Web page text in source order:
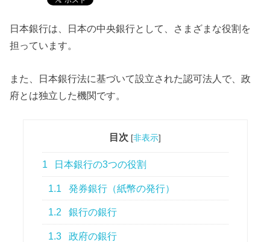
日本銀行は、日本の中央銀行として、さまざまな役割を
担っています。
また、日本銀行法に基づいて設立された認可法人で、政
府とは独立した機関です。
目次 [非表示]
1 日本銀行の3つの役割
1.1 発券銀行（紙幣の発行）
1.2 銀行の銀行
1.3 政府の銀行